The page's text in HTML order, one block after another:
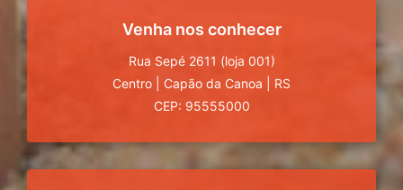
Venha nos conhecer
Rua Sepé 2611 (loja 001)
Centro
Capão da Canoa
RS
CEP: 95555000